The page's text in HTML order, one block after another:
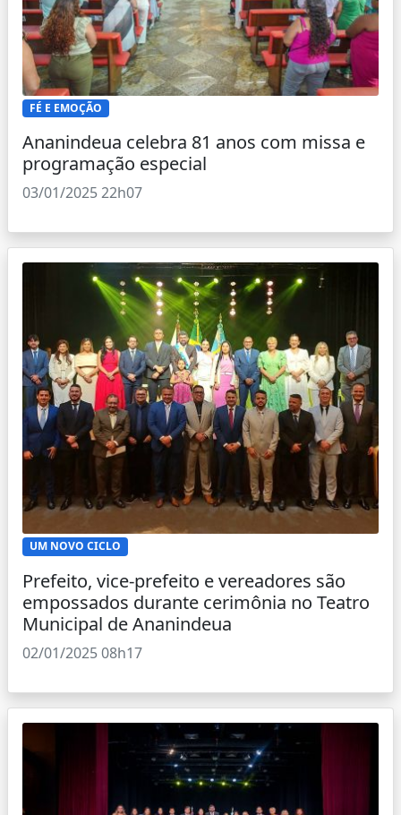
FÉ E EMOÇÃO
Ananindeua celebra 81 anos com missa e
programação especial
03/01/2025 22h07
UM NOVO CICLO
Prefeito, vice-prefeito e vereadores são
empossados durante cerimônia no Teatro
Municipal de Ananindeua
02/01/2025 08h17